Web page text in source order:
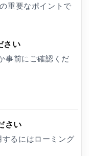
重要なポイントで
さい
事前にご確認くだ
さい
るにはローミング